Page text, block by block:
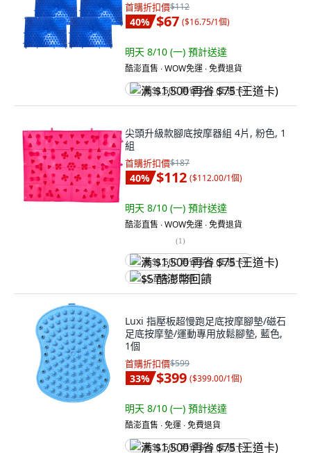
首購折扣價$112
40% $67 ($16.75/1個)
明天 8/10 (一) 預計送達
酷澎直售 ∙ WOW免運 ∙ 免費退貨
满 $1,500 再省 $75 (王道卡)
尖頭升級款腳底按摩器組 4片, 粉色, 1
組
首購折扣價$187
40% $112 ($112.00/1個)
明天 8/10 (一) 預計送達
酷澎直售 ∙ WOW免運 ∙ 免費退貨
(1)
满 $1,500 再省 $75 (王道卡)
$5 酷澎幣回饋
Luxi 指壓板超慢跑足底按摩腳墊/磁石
足底按摩墊/運動專用放鬆腳墊, 藍色,
1個
首購折扣價$599
33% $399 ($399.00/1個)
明天 8/10 (一) 預計送達
酷澎直售 ∙ 免運 ∙ 免費退貨
满 $1,500 再省 $75 (王道卡)